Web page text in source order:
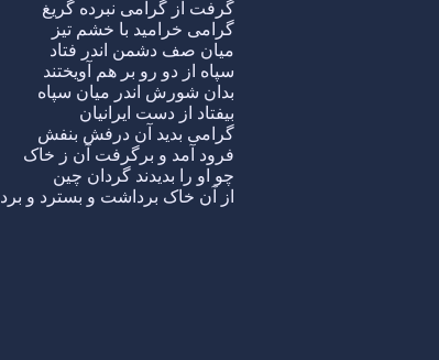
گرفت از گرامی نبرده گریغ
گرامی خرامید با خشم تیز
میان صف دشمن اندر فتاد
سپاه از دو رو بر هم آویختند
بدان شورش اندر میان سپاه
بیفتاد از دست ایرانیان
گرامی بدید آن درفش بنفش
فرود آمد و برگرفت آن ز خاک
چو او را بدیدند گردان چین
از آن خاک برداشت و بسترد و برد